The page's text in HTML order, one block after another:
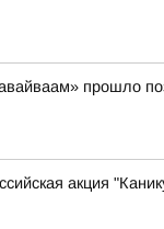
прошло
акция